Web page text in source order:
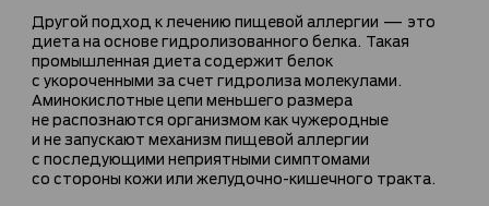
Другой подход к лечению пищевой аллергии — это
диета на основе гидролизованного белка. Такая
промышленная диета содержит белок
с укороченными за счет гидролиза молекулами.
Аминокислотные цепи меньшего размера
не распознаются организмом как чужеродные
и не запускают механизм пищевой аллергии
с последующими неприятными симптомами
со стороны кожи или желудочно-кишечного тракта.